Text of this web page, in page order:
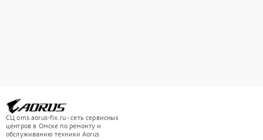
СЦ oms.aorus-fix.ru - сеть сервисных
центров в Омске по ремонту и
обслуживанию техники Aorus